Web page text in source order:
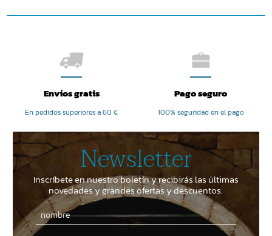
Envíos gratis
En pedidos superiores a 60 €
Pago seguro
100% seguridad en el pago
Newsletter
Inscríbete en nuestro boletín y recibirás las últimas
novedades y grandes ofertas y descuentos.